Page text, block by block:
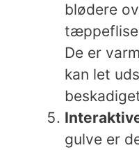
blødere
De er
kan let
gulve er